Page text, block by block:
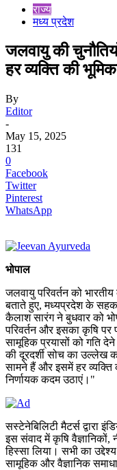
राज्य
मध्य प्रदेश
जलवायु की
हर व्यक्ति की
By
Editor
-
May 15, 2025
131
0
Facebook
Twitter
Pinterest
WhatsApp
भोपाल
जलवायु परिवर्तन को
बताते हुए, मध्यप्रदेश के
कैलाश सारंग ने बुधवार को
परिवर्तन और इसका कृषि
सामूहिक प्रयासों को गति
की दूरदर्शी सोच का उल्लेख
सामने हैं और इसमें हर
निर्णायक कदम उठाएं।"
सस्टेनेबिलिटी मैटर्स द्वारा
इस संवाद में कृषि वैज्ञानिकों,
हिस्सा लिया। सभी का
सामूहिक और वैज्ञानिक